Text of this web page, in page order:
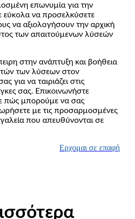
επωνυμία για την
εύκολα να προσελκύσετε
να αξιολογήσουν την αρχική
των απαιτούμενων λύσεών
στην ανάπτυξη και βοήθεια
των λύσεων στον
για να ταιριάζει στις
σας. Επικοινωνήστε
πώς μπορούμε να σας
με τις προσαρμοσμένες
που απευθύνονται σε
Ερχομαι σε επαφή